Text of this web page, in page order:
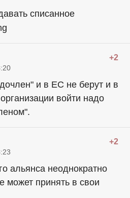
списанное
+2
и в ЕС не берут и в
войти надо
+2
альянса неоднократно
может принять в свои